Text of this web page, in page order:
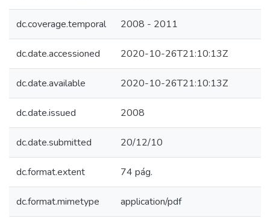
dc.coverage.temporal 2008 - 2011
dc.date.accessioned 2020-10-26T21:10:13Z
dc.date.available 2020-10-26T21:10:13Z
dc.date.issued 2008
dc.date.submitted 20/12/10
dc.format.extent 74 pág.
dc.format.mimetype application/pdf